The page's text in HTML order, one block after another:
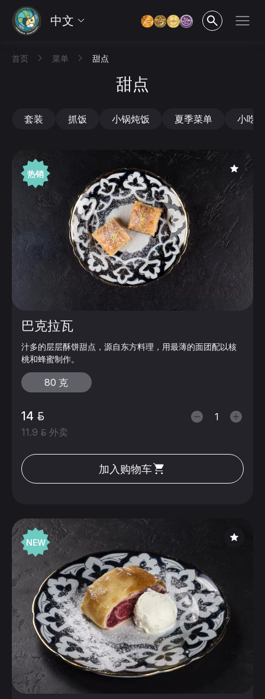
中文
首页 菜单 甜点
甜点
套装 抓饭 小锅炖饭 夏季菜单 小吃
热销
巴克拉瓦
汁多的层层酥饼甜点，源自东方料理，用最薄的面团配以核
桃和蜂蜜制作。
80 克
14
11.9 外卖
加入购物车
NEW